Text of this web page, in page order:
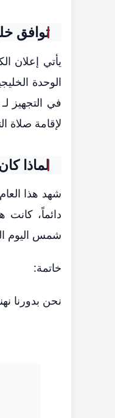
​توافق
​يأتي إعلان
الوحدة
في التجهيز
لإقامة صلاة
​لماذا
​شهد هذا
دائماً، كانت
شمس اليوم
​خاتمة:
نحن بدورنا